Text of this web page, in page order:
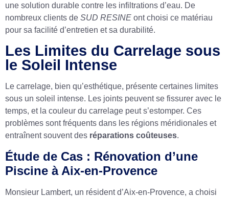
une solution durable contre les infiltrations d’eau. De
nombreux clients de SUD RESINE ont choisi ce matériau
pour sa facilité d’entretien et sa durabilité.
Les Limites du Carrelage sous
le Soleil Intense
Le carrelage, bien qu’esthétique, présente certaines limites
sous un soleil intense. Les joints peuvent se fissurer avec le
temps, et la couleur du carrelage peut s’estomper. Ces
problèmes sont fréquents dans les régions méridionales et
entraînent souvent des réparations coûteuses.
Étude de Cas : Rénovation d’une
Piscine à Aix-en-Provence
Monsieur Lambert, un résident d’Aix-en-Provence, a choisi